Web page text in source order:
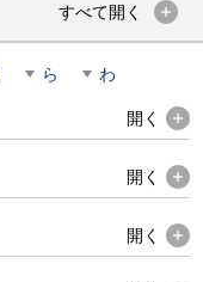
すべて開く
ら わ
開く
開く
開く